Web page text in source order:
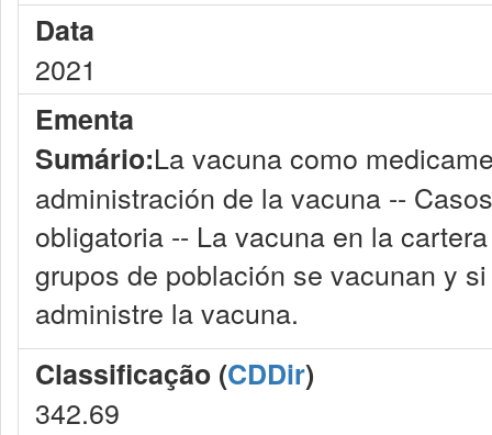
Data
2021
Ementa
Sumário:La vacuna como
administración de la vacuna --
obligatoria -- La vacuna en la
grupos de población se vacunan y
administre la vacuna.
Classificação (CDDir)
342.69